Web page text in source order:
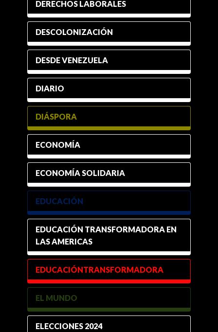
DERECHOS LABORALES
DESCOLONIZACIÓN
DESDE VENEZUELA
DIARIO
DIÁSPORA
ECONOMÍA
ECONOMÍA SOLIDARIA
EDUCACIÓN
EDUCACIÓN TRANSFORMADORA EN
LAS AMERICAS
EDUCACIÓNTRANSFORMADORA
EL MUNDO
ELECCIONES 2024